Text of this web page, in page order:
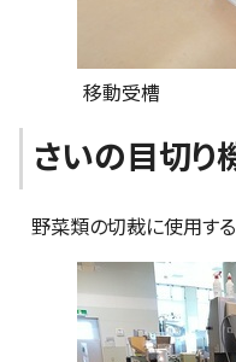
移動受槽
さいの目切り
野菜類の切裁に使用す